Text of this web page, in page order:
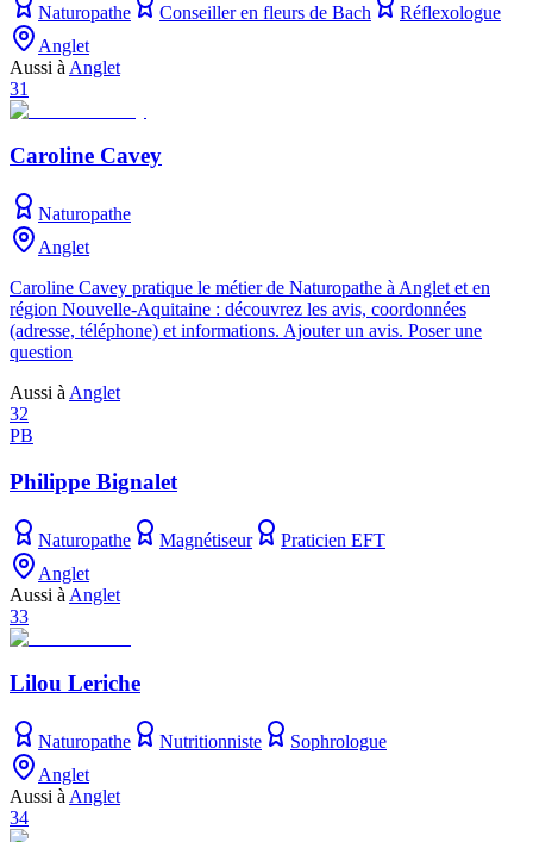
Naturopathe Conseiller en fleurs de Bach
Réflexologue
Anglet
Aussi à Anglet
31
Caroline Cavey
Naturopathe
Anglet
Caroline Cavey pratique le métier de Naturopathe à Anglet et en
région Nouvelle-Aquitaine : découvrez les avis, coordonnées
(adresse, téléphone) et informations. Ajouter un avis. Poser une
question
Aussi à Anglet
32
PB
Philippe Bignalet
Naturopathe Magnétiseur
Praticien EFT
Anglet
Aussi à Anglet
33
Lilou Leriche
Naturopathe Nutritionniste
Sophrologue
Anglet
Aussi à Anglet
34